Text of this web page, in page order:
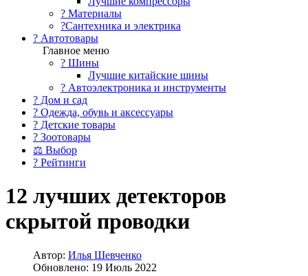
? Материалы
?Сантехника и электрика
? Автотовары
Главное меню
? Шины
Лучшие китайские шины
? Автоэлектроника и инструменты
? Дом и сад
? Одежда, обувь и аксессуары
? Детские товары
? Зоотовары
⚖ Выбор
? Рейтинги
12 лучших детекторов
скрытой проводки
Автор: Илья Шевченко
Обновлено: 19 Июль 2022